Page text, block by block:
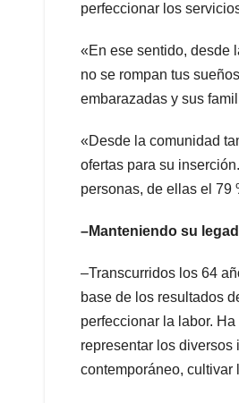
perfeccionar los
«En ese sentido, desde
no se rompan tus
embarazadas y sus
«Desde la comunidad
ofertas para su
personas, de ellas el 79
–Manteniendo su
–Transcurridos los 64
base de los resultados
perfeccionar la labor.
representar los
contemporáneo, cultivar